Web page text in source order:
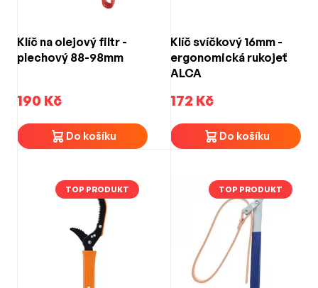
Klíč na olejový filtr -
plechový 88-98mm
190 Kč
Do košíku
Klíč svíčkový 16mm -
ergonomická rukojeť
ALCA
172 Kč
Do košíku
TOP PRODUKT TOP PRODUKT